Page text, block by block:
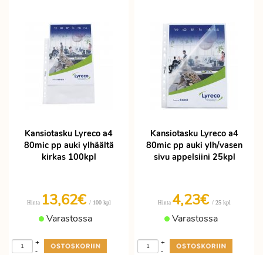
Kansiotasku Lyreco a4
80mic pp auki ylhäältä
kirkas 100kpl
Hinta 13,62€ / 100 kpl
Varastossa
-
+
Kansiotasku Lyreco a4
80mic pp auki ylh/vasen
sivu appelsiini 25kpl
Hinta 4,23€ / 25 kpl
Varastossa
-
+